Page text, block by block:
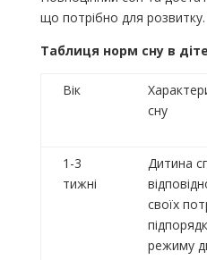
що потрібно для розвитку.
Таблиця норм сну в
Вік
сну
1-3
тижні
Дитина
своїх
режиму